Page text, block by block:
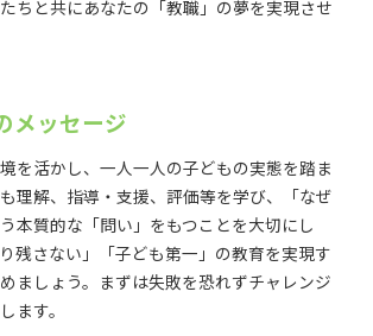
ちと共にあなたの「教職」の夢を実現させ
メッセージ
を活かし、一人一人の子どもの実態を踏ま
理解、指導・支援、評価等を学び、「なぜ
本質的な「問い」をもつことを大切にし
残さない」「子ども第一」の教育を実現す
ましょう。まずは失敗を恐れずチャレンジ
ます。